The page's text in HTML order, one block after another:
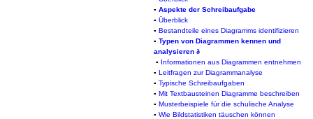
▪ Aspekte der Schreibaufgabe
▪ Überblick
▪ Bestandteile eines Diagramms identifizieren
▪ Typen von Diagrammen kennen und
analysieren ð
▪ Informationen aus Diagrammen entnehmen
▪ Leitfragen zur Diagrammanalyse
▪ Typische Schreibaufgaben
▪ Mit Textbausteinen Diagramme beschreiben
▪ Musterbeispiele für die schulische Analyse
▪ Wie Bildstatistiken täuschen können